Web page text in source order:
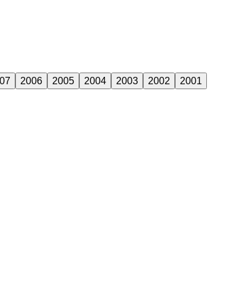
2006 2005 2004 2003 2002
2001